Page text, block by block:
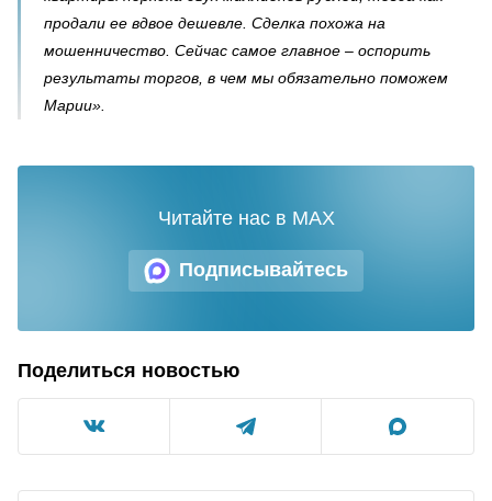
продали ее вдвое дешевле. Сделка похожа на
мошенничество. Сейчас самое главное – оспорить
результаты торгов, в чем мы обязательно поможем
Марии».
Подписывайтесь
Читайте нас в MAX
Поделиться новостью